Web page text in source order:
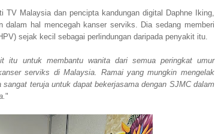
TV Malaysia dan pencipta kandungan digital Daphne Iking,
dalam hal mencegah kanser serviks. Dia sedang memberi
sejak kecil sebagai perlindungan daripada penyakit itu.
itu untuk membantu wanita dari semua peringkat umur
serviks di Malaysia. Ramai yang mungkin mengelak
teruja untuk dapat bekerjasama dengan SJMC dalam
"